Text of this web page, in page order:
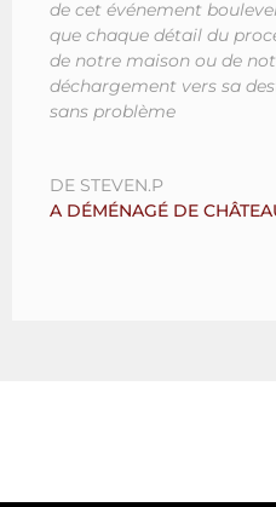
de cet événement
que chaque détail du
de notre maison ou de
déchargement vers sa
sans problème
DE STEVEN.P
A DÉMÉNAGÉ DE